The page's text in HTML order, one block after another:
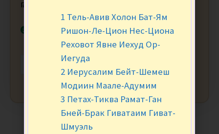
₪
В наличии
+
1 Тель-Авив Холон Бат-Ям
Ришон-Ле-Цион Нес-Циона
Реховот Явне Иехуд Ор-
Иегуда
2 Иерусалим Бейт-Шемеш
Модиин Маале-Адумим
3 Петах-Тиква Рамат-Ган
Бней-Брак Гиватаим Гиват-
Шмуэль